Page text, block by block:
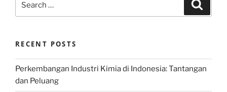
for:
RECENT POSTS
Perkembangan Industri Kimia di Indonesia: Tantangan
dan Peluang